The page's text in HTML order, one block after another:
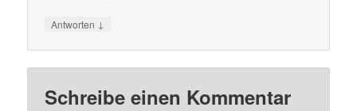
Antworten ↓
Schreibe einen Kommentar